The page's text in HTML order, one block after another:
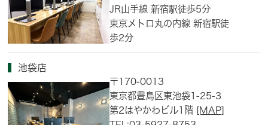
JR山手線 新宿駅徒歩5分
東京メトロ丸の内線 新宿駅徒
歩2分
池袋店
〒170-0013
東京都豊島区東池袋1-25-3
第2はやかわビル1階 [MAP]